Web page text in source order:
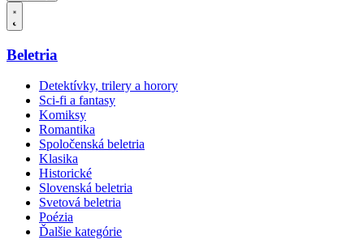
Beletria
Detektívky, trilery a horory
Sci-fi a fantasy
Komiksy
Romantika
Spoločenská beletria
Klasika
Historické
Slovenská beletria
Svetová beletria
Poézia
Ďalšie kategórie